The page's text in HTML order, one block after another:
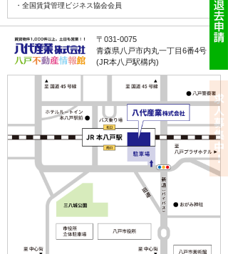
・全国賃貸管理ビジネス協会会員
〒031-0075
青森県八戸市内丸一丁目6番4号
(JR本八戸駅構内)